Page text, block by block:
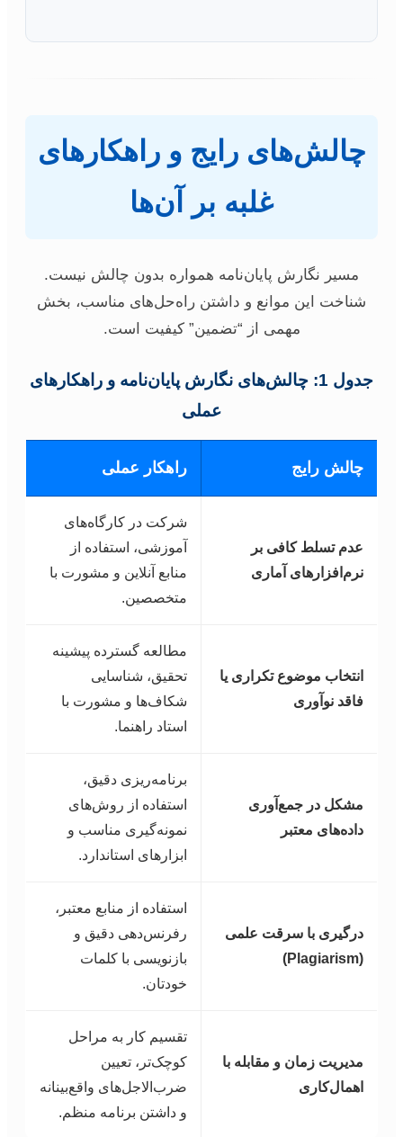
چالش‌های رایج و راهکارهای
غلبه بر آن‌ها
مسیر نگارش پایان‌نامه همواره بدون چالش نیست.
شناخت این موانع و داشتن راه‌حل‌های مناسب، بخش
مهمی از “تضمین” کیفیت است.
جدول 1: چالش‌های نگارش پایان‌نامه و راهکارهای
عملی
چالش رایج راهکار عملی
عدم تسلط کافی بر
نرم‌افزارهای آماری
شرکت در کارگاه‌های
آموزشی، استفاده از
منابع آنلاین و مشورت با
متخصصین.
انتخاب موضوع تکراری یا
فاقد نوآوری
مطالعه گسترده پیشینه
تحقیق، شناسایی
شکاف‌ها و مشورت با
استاد راهنما.
مشکل در جمع‌آوری
داده‌های معتبر
برنامه‌ریزی دقیق،
استفاده از روش‌های
نمونه‌گیری مناسب و
ابزارهای استاندارد.
درگیری با سرقت علمی
(Plagiarism)
استفاده از منابع معتبر،
رفرنس‌دهی دقیق و
بازنویسی با کلمات
خودتان.
مدیریت زمان و مقابله با
اهمال‌کاری
تقسیم کار به مراحل
کوچک‌تر، تعیین
ضرب‌الاجل‌های واقع‌بینانه
و داشتن برنامه منظم.